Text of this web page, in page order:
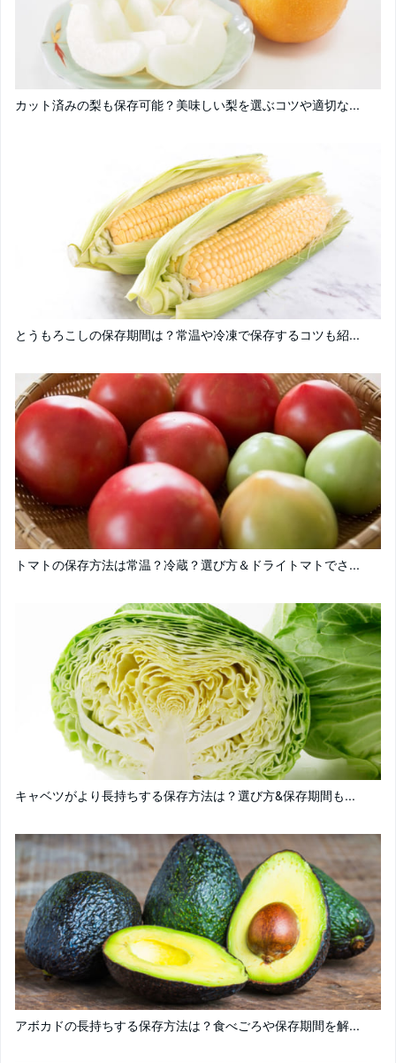
カット済みの梨も保存可能？美味しい梨を選ぶコツや適切な...
とうもろこしの保存期間は？常温や冷凍で保存するコツも紹...
トマトの保存方法は常温？冷蔵？選び方＆ドライトマトでさ...
キャベツがより長持ちする保存方法は？選び方&保存期間も...
アボカドの長持ちする保存方法は？食べごろや保存期間を解...